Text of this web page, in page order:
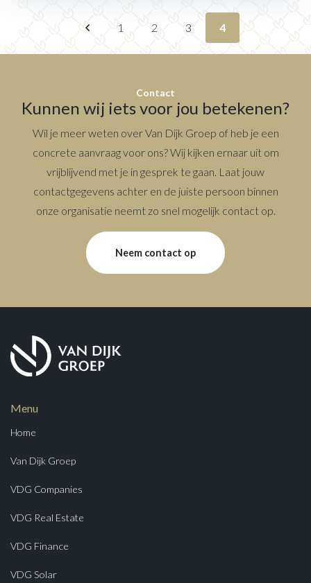
1 2 3 4
Contact
Kunnen wij iets voor jou betekenen?
Wil je meer weten over Van Dijk Groep of heb je een
concrete aanvraag voor ons? Wij kijken ernaar uit om
vrijblijvend met je in gesprek te gaan. Laat jouw
contactgegevens achter en de juiste persoon binnen
onze organisatie neemt zo snel mogelijk contact op.
Neem contact op
Menu
Home
Van Dijk Groep
VDG Companies
VDG Real Estate
VDG Finance
VDG Solar